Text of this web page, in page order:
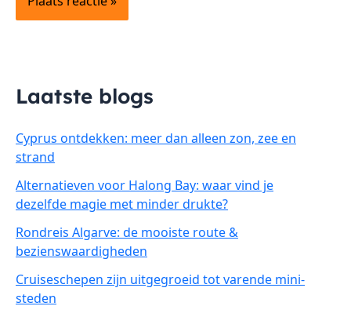
Laatste blogs
Cyprus ontdekken: meer dan alleen zon, zee en
strand
Alternatieven voor Halong Bay: waar vind je
dezelfde magie met minder drukte?
Rondreis Algarve: de mooiste route &
bezienswaardigheden
Cruiseschepen zijn uitgegroeid tot varende mini-
steden